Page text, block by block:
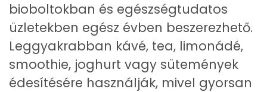
bioboltokban és egészségtudatos
üzletekben egész évben beszerezhető.
Leggyakrabban kávé, tea, limonádé,
smoothie, joghurt vagy sütemények
édesítésére használják, mivel gyorsan